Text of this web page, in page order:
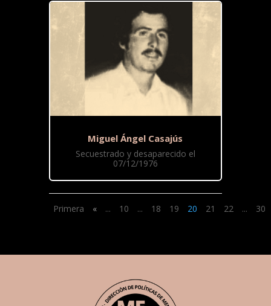
Miguel Ángel Casajús
Secuestrado y desaparecido el
07/12/1976
Primera « ... 10 ... 18 19 20 21 22 ... 30